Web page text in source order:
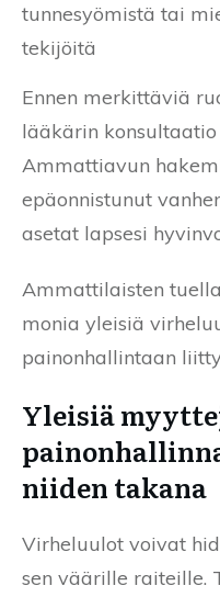
tunnesyömistä tai
tekijöitä
Ennen merkittäviä
lääkärin
Ammattiavun
epäonnistunut
asetat lapsesi
Ammattilaisten
monia yleisiä
painonhallintaan
Yleisiä
niiden takana
Virheluulot voivat
sen väärille raiteille.